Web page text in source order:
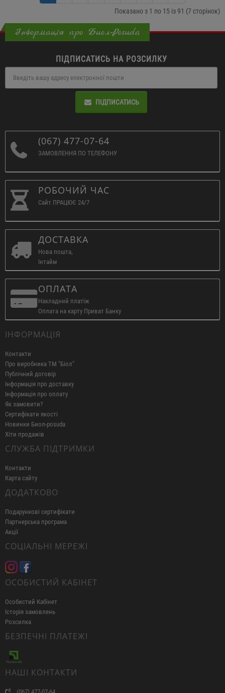
Показано з 1 по 15 із 91 (7 сторінок)
Інформація про Биол-Posuda
ПІДПИСАТИСЬ НА РОЗСИЛКУ
ПІДПИСАТИСЬ
(067) 477-07-64
ЗАМОВЛЕННЯ ПО ТЕЛЕФОНУ
РОБОЧИЙ ЧАС
Сайт ПРАЦЮЄ 24/7
ДОСТАВКА
Нова пошта,
Інтайм
ОПЛАТА
Накладний платіж
Оплата на карту Приват Банку
ІНФОРМАЦІЯ
Контакти
Про виробника ТМ "Біол"
Публічний договір
Інформація про доставку
Інформація про оплату
Як замовити?
Сертифікати якості
Новинки Биол-posuda
Хіти продажів
СЛУЖБА ПІДТРИМКИ
Контакти
Карта сайту
ДОДАТКОВО
Подарункові сертифікати
Партнерська програма
Акції
СОЦІАЛЬНІ МЕРЕЖІ
ОСОБИСТИЙ КАБІНЕТ
Особистий Кабінет
Історія замовлень
Розсилка
БЕЗПЕЧНІ ПЛАТЕЖІ
НАШІ КОНТАКТИ